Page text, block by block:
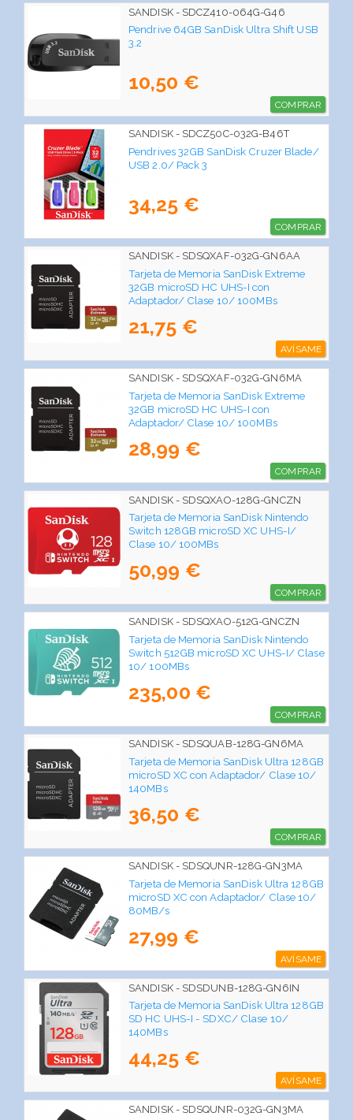
SANDISK - SDCZ410-064G-G46
Pendrive 64GB SanDisk Ultra Shift USB
3.2
10,50 €
COMPRAR
SANDISK - SDCZ50C-032G-B46T
Pendrives 32GB SanDisk Cruzer Blade/
USB 2.0/ Pack 3
34,25 €
COMPRAR
SANDISK - SDSQXAF-032G-GN6AA
Tarjeta de Memoria SanDisk Extreme
32GB microSD HC UHS-I con
Adaptador/ Clase 10/ 100MBs
21,75 €
AVÍSAME
SANDISK - SDSQXAF-032G-GN6MA
Tarjeta de Memoria SanDisk Extreme
32GB microSD HC UHS-I con
Adaptador/ Clase 10/ 100MBs
28,99 €
COMPRAR
SANDISK - SDSQXAO-128G-GNCZN
Tarjeta de Memoria SanDisk Nintendo
Switch 128GB microSD XC UHS-I/
Clase 10/ 100MBs
50,99 €
COMPRAR
SANDISK - SDSQXAO-512G-GNCZN
Tarjeta de Memoria SanDisk Nintendo
Switch 512GB microSD XC UHS-I/ Clase
10/ 100MBs
235,00 €
COMPRAR
SANDISK - SDSQUAB-128G-GN6MA
Tarjeta de Memoria SanDisk Ultra 128GB
microSD XC con Adaptador/ Clase 10/
140MBs
36,50 €
COMPRAR
SANDISK - SDSQUNR-128G-GN3MA
Tarjeta de Memoria SanDisk Ultra 128GB
microSD XC con Adaptador/ Clase 10/
80MB/s
27,99 €
AVÍSAME
SANDISK - SDSDUNB-128G-GN6IN
Tarjeta de Memoria SanDisk Ultra 128GB
SD HC UHS-I - SDXC/ Clase 10/
140MBs
44,25 €
AVÍSAME
SANDISK - SDSQUNR-032G-GN3MA